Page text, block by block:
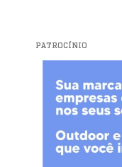
PATROCÍNIO